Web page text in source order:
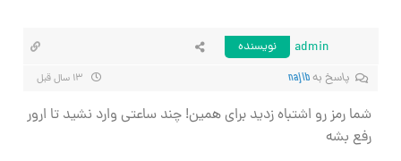
admin
نویسنده
پاسخ بهnajib
شما رمز رو اشتباه زدید برای همین! چند ساعتی وارد نشید تا ارور
رفع بشه